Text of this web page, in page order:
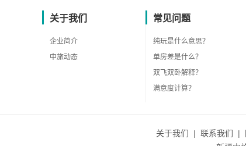
关于我们
企业简介
中旅动态
常见问题
纯玩是什么意思？
单房差是什么？
双飞双卧解释？
满意度计算？
关于我们 | 联系我们 |